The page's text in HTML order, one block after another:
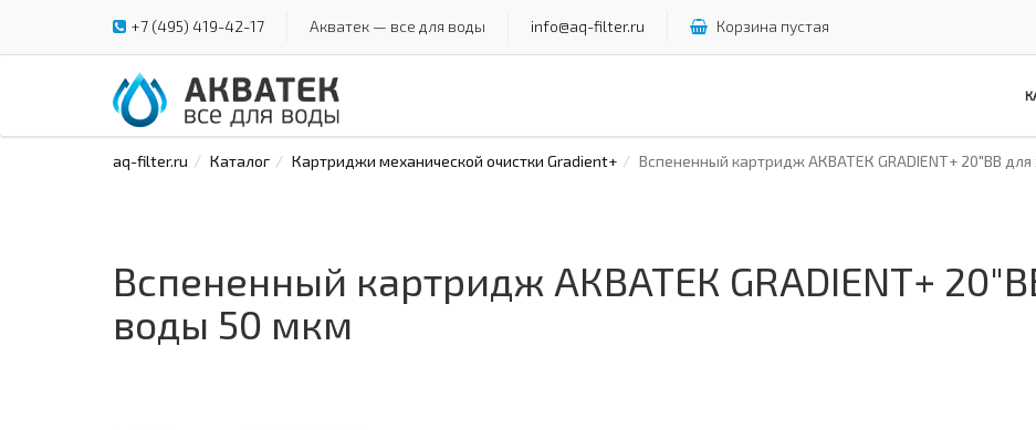
+7 (495) 419-42-17 Акватек — все для воды info@aq-filter.ru Корзина пустая
aq-filter.ru Каталог Картриджи механической очистки Gradient+ Вспененный картридж АКВАТЕК GRADIENT+ 20"ВВ
Вспененный картридж АКВАТЕК GRADIENT+
воды 50 мкм